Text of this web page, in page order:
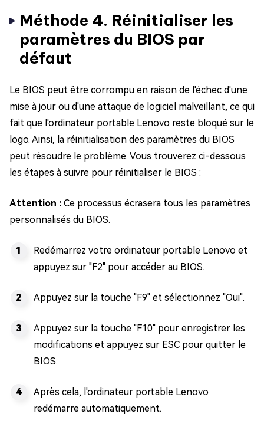
Méthode 4. Réinitialiser les
paramètres du BIOS par
défaut
Le BIOS peut être corrompu en raison de l'échec d'une
mise à jour ou d'une attaque de logiciel malveillant, ce qui
fait que l'ordinateur portable Lenovo reste bloqué sur le
logo. Ainsi, la réinitialisation des paramètres du BIOS
peut résoudre le problème. Vous trouverez ci-dessous
les étapes à suivre pour réinitialiser le BIOS :
Attention : Ce processus écrasera tous les paramètres
personnalisés du BIOS.
Redémarrez votre ordinateur portable Lenovo et
appuyez sur "F2" pour accéder au BIOS.
Appuyez sur la touche "F9" et sélectionnez "Oui".
Appuyez sur la touche "F10" pour enregistrer les
modifications et appuyez sur ESC pour quitter le
BIOS.
Après cela, l'ordinateur portable Lenovo
redémarre automatiquement.